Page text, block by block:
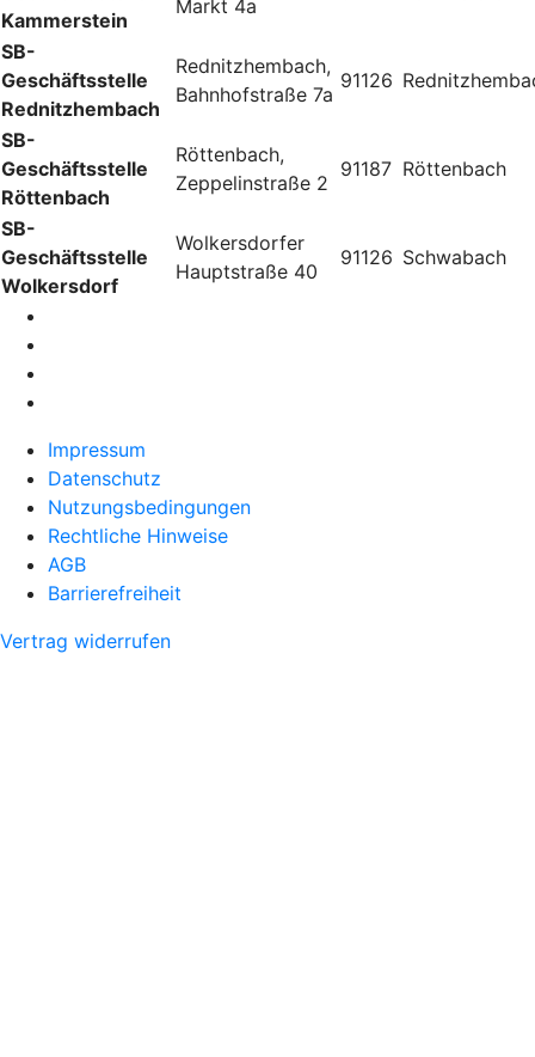
Kammerstein
Markt 4a
SB-
Geschäftsstelle
Rednitzhembach
Rednitzhembach,
Bahnhofstraße 7a
91126
SB-
Geschäftsstelle
Röttenbach
Röttenbach,
Zeppelinstraße 2
91187 Röttenbach
SB-
Geschäftsstelle
Wolkersdorf
Wolkersdorfer
Hauptstraße 40
91126 Schwabach
Impressum
Datenschutz
Nutzungsbedingungen
Rechtliche Hinweise
AGB
Barrierefreiheit
Vertrag widerrufen